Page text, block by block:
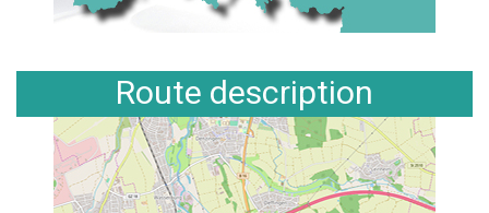
Route description